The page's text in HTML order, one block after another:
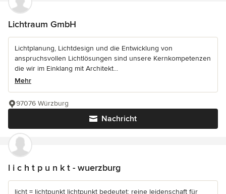
Lichtraum GmbH
Lichtplanung, Lichtdesign und die Entwicklung von
anspruchsvollen Lichtlösungen sind unsere Kernkompetenzen
die wir im Einklang mit Architekt...
Mehr
Nachricht
97076 Würzburg
l i c h t p u n k t - wuerzburg
licht = lichtpunkt lichtpunkt bedeutet: reine leidenschaft für